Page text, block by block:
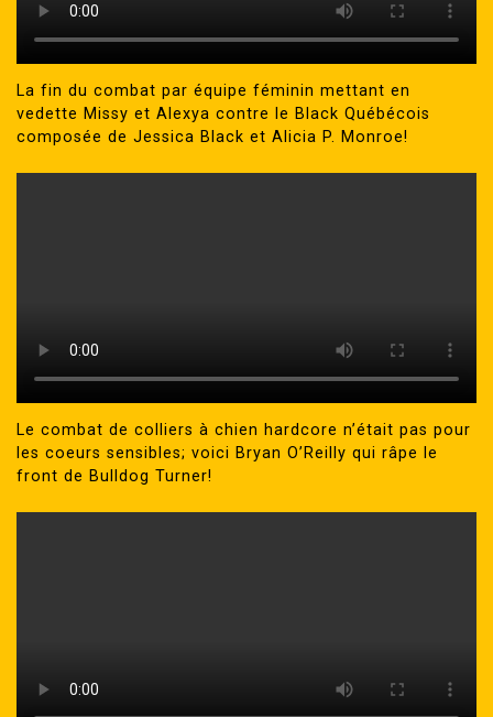
La fin du combat par équipe féminin mettant en
vedette Missy et Alexya contre le Black Québécois
composée de Jessica Black et Alicia P. Monroe!
Le combat de colliers à chien hardcore n’était pas pour
les coeurs sensibles; voici Bryan O’Reilly qui râpe le
front de Bulldog Turner!